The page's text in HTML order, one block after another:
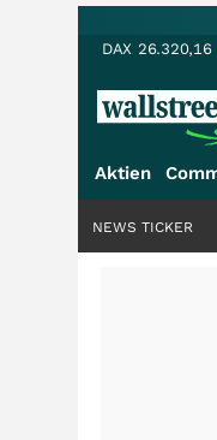
DAX 26.320,16
Aktien
NEWS TICKER